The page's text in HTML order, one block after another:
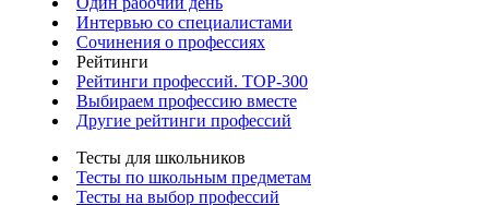
Интервью со специалистами
Сочинения о профессиях
Рейтинги
Рейтинги профессий. TOP-300
Выбираем профессию вместе
Другие рейтинги профессий
Тесты для школьников
Тесты по школьным предметам
Тесты на выбор профессий